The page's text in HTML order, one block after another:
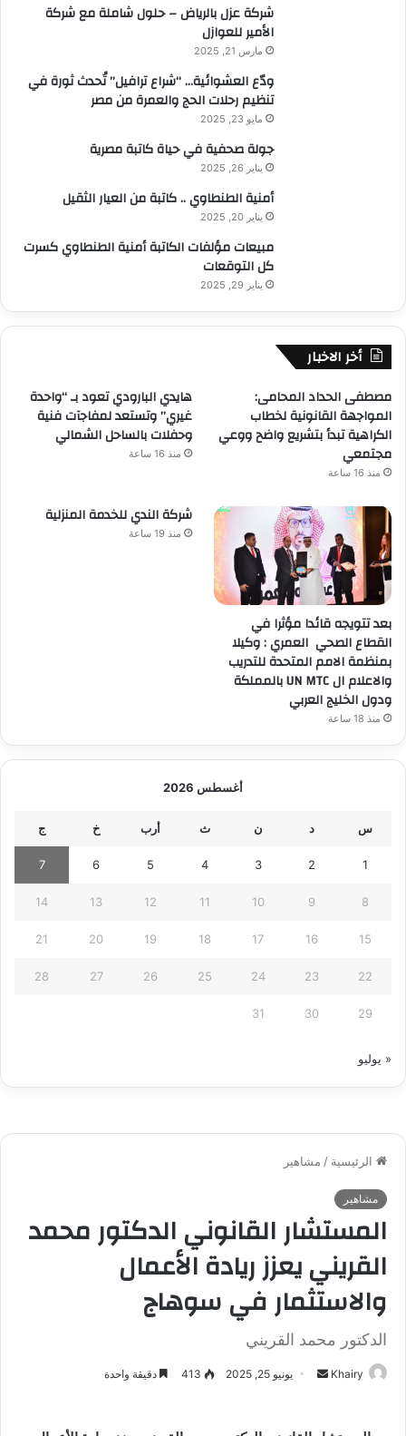
شركة عزل بالرياض – حلول شاملة مع شركة
الأمير للعوازل
مارس 21, 2025
ودّع العشوائية… “شراع ترافيل” تُحدث ثورة في
تنظيم رحلات الحج والعمرة من مصر
مايو 23, 2025
جولة صحفية في حياة كاتبة مصرية
يناير 26, 2025
أمنية الطنطاوي .. كاتبة من العيار الثقيل
يناير 20, 2025
مبيعات مؤلفات الكاتبة أمنية الطنطاوي كسرت
كل التوقعات
يناير 29, 2025
أخر الاخبار
مصطفى الحداد المحامى:
المواجهة القانونية لخطاب
الكراهية تبدأ بتشريع واضح ووعي
مجتمعي
منذ 16 ساعة
هايدي البارودي تعود بـ “واحدة
غيري” وتستعد لمفاجآت فنية
وحفلات بالساحل الشمالي
منذ 16 ساعة
بعد تتويجه قائدا مؤثرا في
القطاع الصحي العمري : وكيلا
بمنظمة الامم المتحدة للتدريب
والاعلام ال UN MTC بالمملكة
ودول الخليج العربي
منذ 18 ساعة
شركة الندي للخدمة المنزلية
منذ 19 ساعة
أغسطس 2026
س د ن ث أرب خ ج
1
2
3
4
5
6
7
8
9
10
11
12
13
14
15
16
17
18
19
20
21
22
23
24
25
26
27
28
29
30
31
« يوليو